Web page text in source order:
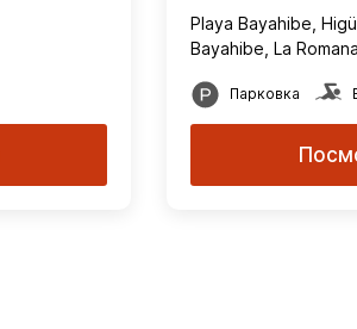
Playa Bayahibe,
Bayahibe, La
Парковка